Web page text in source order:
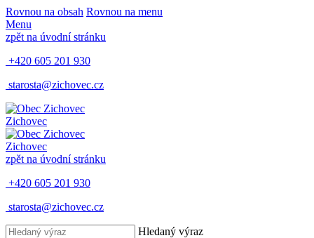
Rovnou na obsah Rovnou na menu
Menu
zpět na úvodní stránku
+420 605 201 930
starosta@zichovec.cz
Zichovec
Zichovec
zpět na úvodní stránku
+420 605 201 930
starosta@zichovec.cz
Hledaný výraz